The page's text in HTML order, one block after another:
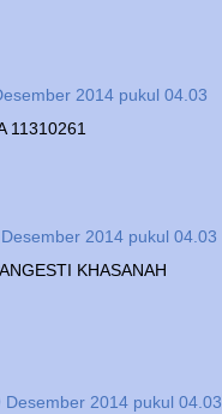
2014 pukul 04.03
11310261
2014 pukul 04.03
KHASANAH
Desember 2014 pukul 04.03